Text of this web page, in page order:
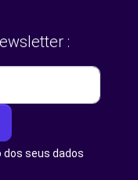
:
seus dados